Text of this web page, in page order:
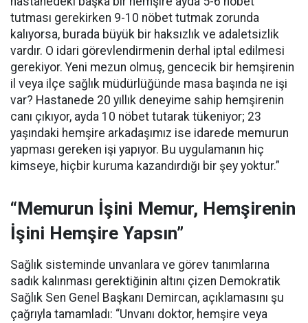
tutması gerekirken 9-10 nöbet tutmak zorunda
kalıyorsa, burada büyük bir haksızlık ve adaletsizlik
vardır. O idari görevlendirmenin derhal iptal edilmesi
gerekiyor. Yeni mezun olmuş, gencecik bir hemşirenin
il veya ilçe sağlık müdürlüğünde masa başında ne işi
var? Hastanede 20 yıllık deneyime sahip hemşirenin
canı çıkıyor, ayda 10 nöbet tutarak tükeniyor; 23
yaşındaki hemşire arkadaşımız ise idarede memurun
yapması gereken işi yapıyor. Bu uygulamanın hiç
kimseye, hiçbir kuruma kazandırdığı bir şey yoktur.”
“Memurun İşini Memur, Hemşirenin
İşini Hemşire Yapsın”
Sağlık sisteminde unvanlara ve görev tanımlarına
sadık kalınması gerektiğinin altını çizen Demokratik
Sağlık Sen Genel Başkanı Demircan, açıklamasını şu
çağrıyla tamamladı: “Unvanı doktor, hemşire veya